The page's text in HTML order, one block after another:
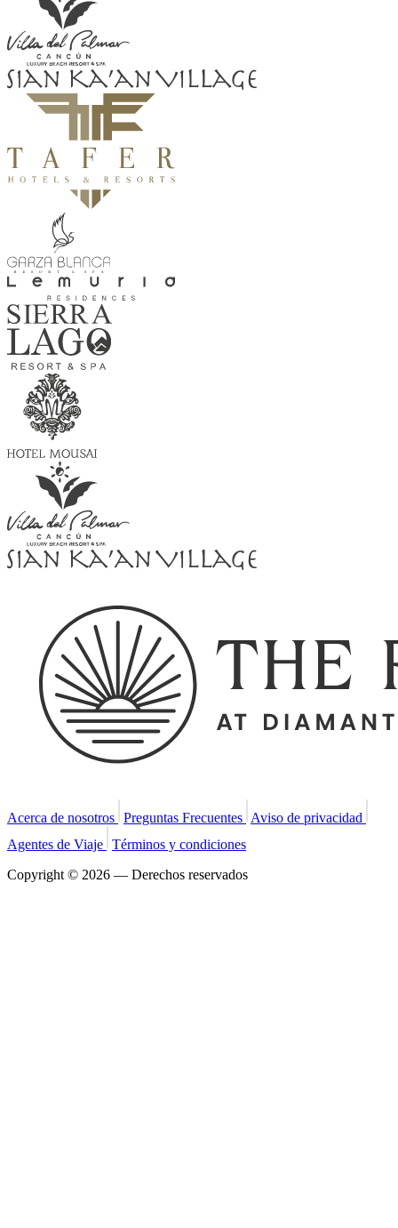
Acerca de nosotros Preguntas Frecuentes Aviso de privacidad
Agentes de Viaje Términos y condiciones
Copyright © 2026 — Derechos reservados